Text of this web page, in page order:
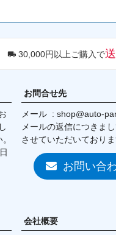
30,000円以上ご購入で
お問合せ先
メール
shop@auto-
メールの返信につきま
させていただいておりま
お問い合
会社概要